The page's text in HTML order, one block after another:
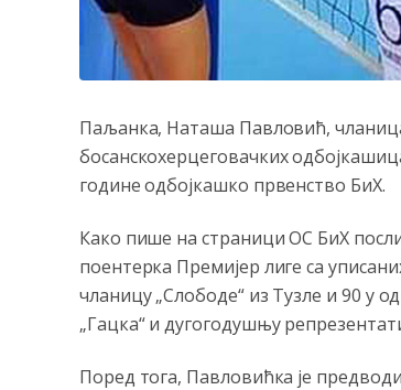
Паљанка, Наташа Павловић,
босанскохерцеговачких
године одбојкашко првенство БиХ.
Како пише на страници ОС БиХ
поентерка Премијер лиге са
чланицу „Слободе“ из Тузле и 90 у
„Гацка“ и дугогодушњу
Поред тога, Павловићка је